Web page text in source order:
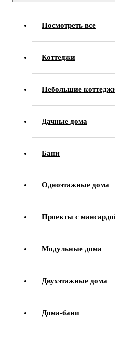
Посмотреть все
Коттеджи
Небольшие
Дачные дома
Бани
Одноэтажные дома
Проекты с
Модульные дома
Двухэтажные дома
Дома-бани